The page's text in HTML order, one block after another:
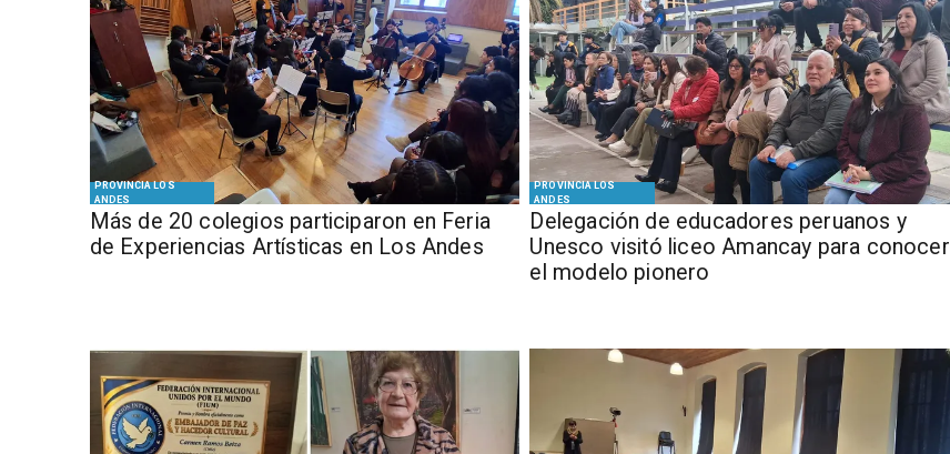
PROVINCIA LOS
ANDES
Más de 20 colegios participaron en Feria
de Experiencias Artísticas en Los Andes
PROVINCIA LOS
ANDES
Delegación de educadores peruanos y
Unesco visitó liceo Amancay para conocer
el modelo pionero